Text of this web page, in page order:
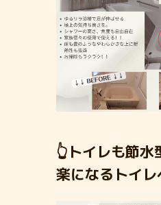
👆トイレも節
楽になるトイレ